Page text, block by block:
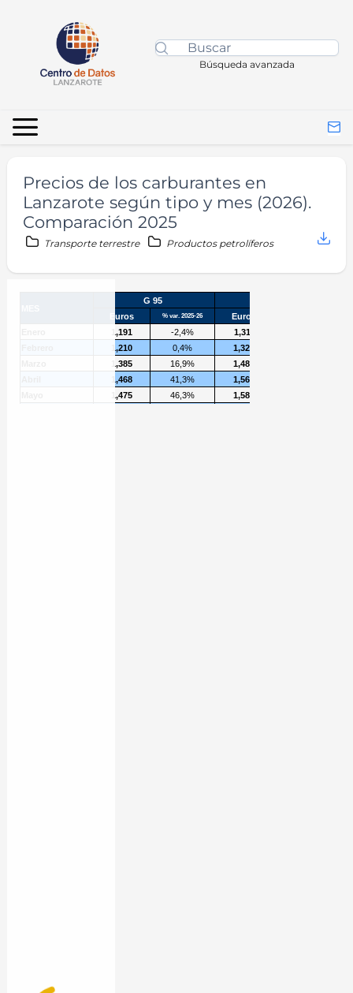
Búsqueda avanzada
Precios de los carburantes en
Lanzarote según tipo y mes (2026).
Comparación 2025
Transporte terrestre Productos petrolíferos